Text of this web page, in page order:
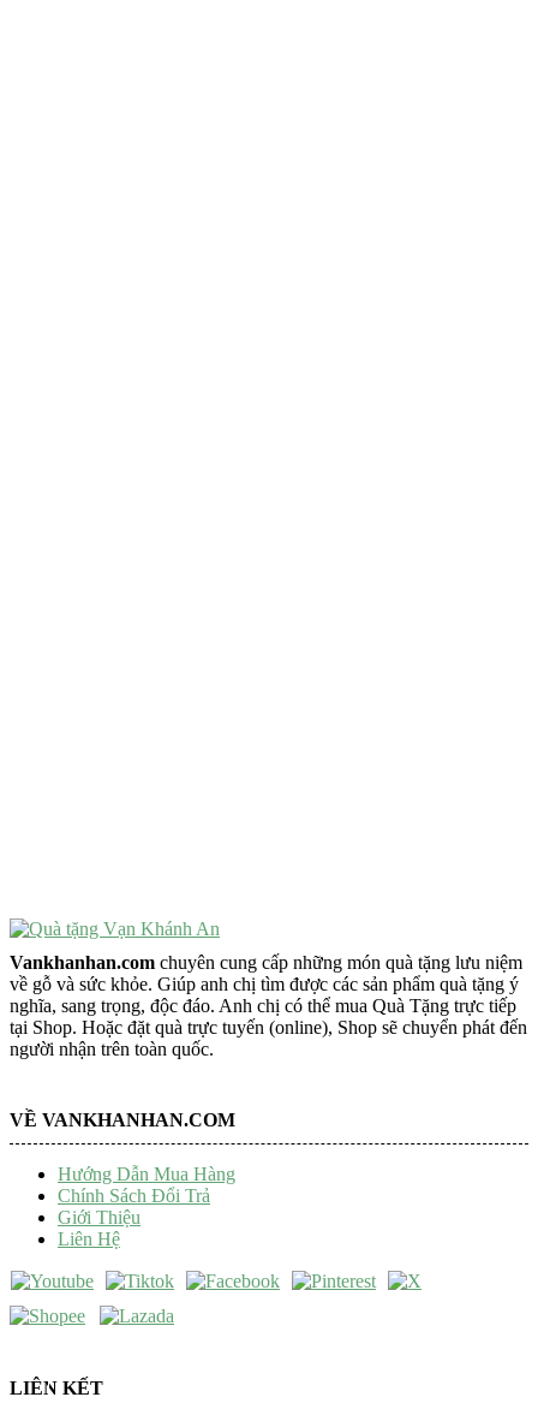
Vankhanhan.com chuyên cung cấp những món quà tặng lưu niệm
về gỗ và sức khỏe. Giúp anh chị tìm được các sản phẩm quà tặng ý
nghĩa, sang trọng, độc đáo. Anh chị có thể mua Quà Tặng trực tiếp
tại Shop. Hoặc đặt quà trực tuyến (online), Shop sẽ chuyển phát đến
người nhận trên toàn quốc.
VỀ VANKHANHAN.COM
Hướng Dẫn Mua Hàng
Chính Sách Đổi Trả
Giới Thiệu
Liên Hệ
LIÊN KẾT